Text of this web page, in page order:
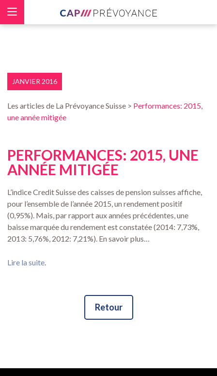
JANVIER 2016
Les articles de La Prévoyance Suisse > Performances: 2015,
une année mitigée
PERFORMANCES: 2015, UNE
ANNÉE MITIGÉE
L’indice Credit Suisse des caisses de pension suisses affiche,
pour l’ensemble de l’année 2015, un rendement positif
(0,95%). Mais, par rapport aux années précédentes, une
baisse marquée du rendement est constatée (2014: 7,73%,
2013: 5,76%, 2012: 7,21%). En savoir plus…
Lire la suite.
Retour
Panneau de gestion des cookies